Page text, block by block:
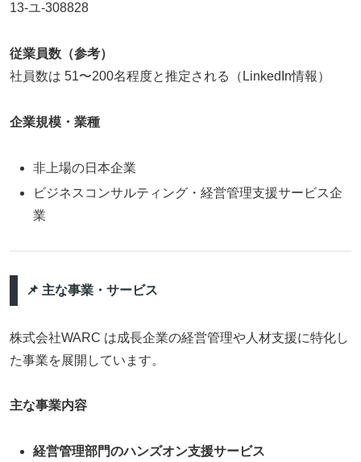
13-ユ-308828
従業員数（参考）
社員数は 51〜200名程度と推定される（LinkedIn情報）
企業規模・業種
非上場の日本企業
ビジネスコンサルティング・経営管理支援サービス企
業
📌 主な事業・サービス
株式会社WARC は成長企業の経営管理や人材支援に特化し
た事業を展開しています。
主な事業内容
経営管理部門のハンズオン支援サービス